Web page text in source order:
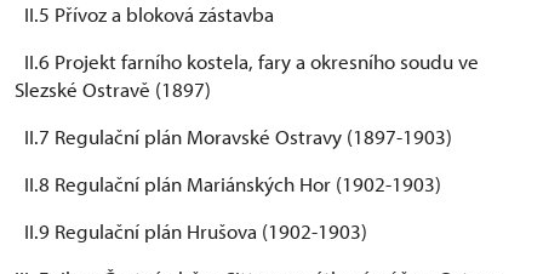
II.5 Přívoz a bloková zástavba
II.6 Projekt farního kostela, fary a okresního soudu ve
Slezské Ostravě (1897)
II.7 Regulační plán Moravské Ostravy (1897-1903)
II.8 Regulační plán Mariánských Hor (1902-1903)
II.9 Regulační plán Hrušova (1902-1903)